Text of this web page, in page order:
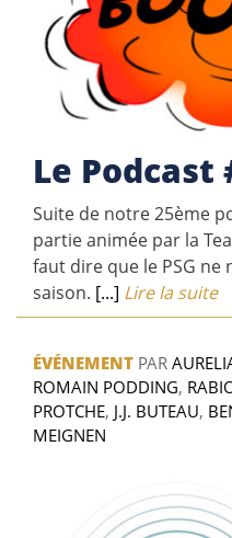
Le Podcast
Suite de notre 25ème
partie animée par la
faut dire que le PSG
saison. [...] Lire la suite
ÉVÉNEMENT PAR
ROMAIN PODDING,
PROTCHE, J.J. BUTEAU,
MEIGNEN